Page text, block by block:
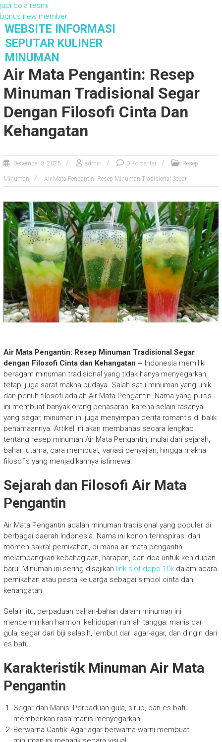
judi bola resmi
bonus new member
o
WEBSITE INFORMASI
SEPUTAR KULINER
MINUMAN
Air Mata Pengantin: Resep
Minuman Tradisional Segar
Dengan Filosofi Cinta Dan
Kehangatan
Desember 3, 2025 admin 0 Komentar Resep
Minuman Air Mata Pengantin: Resep Minuman Tradisional Segar
Air Mata Pengantin: Resep Minuman Tradisional Segar
dengan Filosofi Cinta dan Kehangatan – Indonesia memiliki
beragam minuman tradisional yang tidak hanya menyegarkan,
tetapi juga sarat makna budaya. Salah satu minuman yang unik
dan penuh filosofi adalah Air Mata Pengantin. Nama yang puitis
ini membuat banyak orang penasaran, karena selain rasanya
yang segar, minuman ini juga menyimpan cerita romantis di balik
penamaannya. Artikel ini akan membahas secara lengkap
tentang resep minuman Air Mata Pengantin, mulai dari sejarah,
bahan utama, cara membuat, variasi penyajian, hingga makna
filosofis yang menjadikannya istimewa.
Sejarah dan Filosofi Air Mata
Pengantin
Air Mata Pengantin adalah minuman tradisional yang populer di
berbagai daerah Indonesia. Nama ini konon terinspirasi dari
momen sakral pernikahan, di mana air mata pengantin
melambangkan kebahagiaan, harapan, dan doa untuk kehidupan
baru. Minuman ini sering disajikan link slot depo 10kdalam acara
pernikahan atau pesta keluarga sebagai simbol cinta dan
kehangatan.
Selain itu, perpaduan bahan-bahan dalam minuman ini
mencerminkan harmoni kehidupan rumah tangga: manis dari
gula, segar dari biji selasih, lembut dari agar-agar, dan dingin dari
es batu.
Karakteristik Minuman Air Mata
Pengantin
Segar dan Manis: Perpaduan gula, sirup, dan es batu
memberikan rasa manis menyegarkan.
Berwarna Cantik: Agar-agar berwarna-warni membuat